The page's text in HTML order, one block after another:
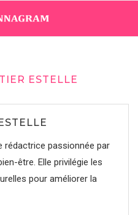
ESTELLE
rédactrice passionnée par
être. Elle privilégie les
pour améliorer la